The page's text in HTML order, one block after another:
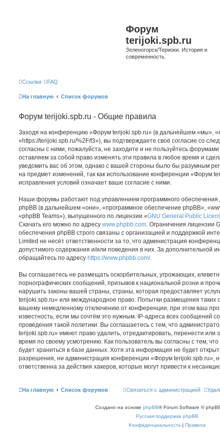
Форум
terijoki.spb.ru
Зеленогорск/Териоки. История и
современность.
Ссылки FAQ
На главную Список форумов
Форум terijoki.spb.ru - Общие правила
Заходя на конференцию «Форум terijoki.spb.ru» (в дальнейшем «мы»,
«https://terijoki.spb.ru/%2F/f3»), вы подтверждаете своё согласие со
согласны с ними, пожалуйста, не заходите и не пользуйтесь
оставляем за собой право изменять эти правила в любое время и
уведомить вас об этом, однако с вашей стороны было бы разумным
на предмет изменений, так как использование конференции «Форум
исправления условий означает ваше согласие с ними.
Наши форумы работают под управлением программного
phpBB (в дальнейшем «они», «программное обеспечение phpBB»,
«phpBB Teams»), выпущенного по лицензии «GNU General Public
Скачать его можно по адресу www.phpbb.com . Ограничения лицензии
обеспечения phpBB строго связаны с организацией и поддержкой
Limited не несёт ответственности за то, что администрация
допустимого содержания и/или поведения в них. За дополнительной
обращайтесь по адресу https://www.phpbb.com/.
Вы соглашаетесь не размещать оскорбительных, угрожающих,
порнографических сообщений, призывов к национальной розни и
нарушить законы вашей страны, страны, которая предоставляет
terijoki.spb.ru» или международное право. Попытки размещения таких
вашему немедленному отключению от конференции, при этом ваш
известность, если мы сочтём это нужным. IP-адреса всех сообщений
проведения такой политики. Вы соглашаетесь с тем, что
terijoki.spb.ru» имеют право удалить, отредактировать, перенести
время по своему усмотрению. Как пользователь вы согласны с тем,
будет храниться в базе данных. Хотя эта информация не будет
разрешения, ни администрация конференции «Форум terijoki.spb.ru»,
ответственна за действия хакеров, которые могут привести к
На главную Список форумов Связаться с администрацией
Создано на основе phpBB® Forum Software ©
Русская поддержка phpBB
Конфиденциальность | Правила